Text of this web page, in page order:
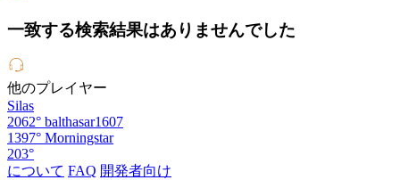
一致する検索結果はありませんでした
他のプレイヤー
Silas
2062° balthasar1607
1397° Morningstar
203°
について FAQ 開発者向け